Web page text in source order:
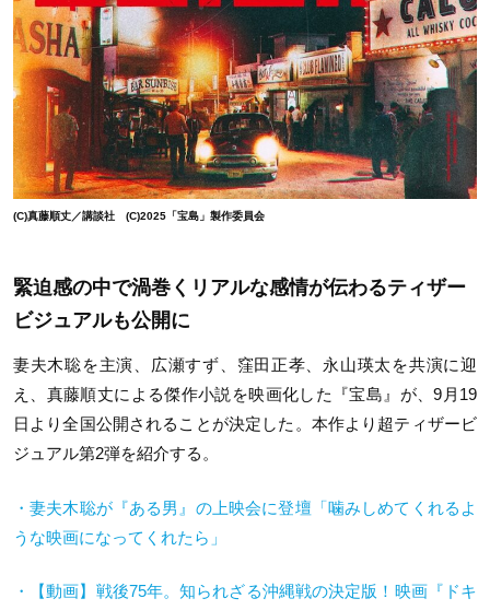
(C)真藤順丈／講談社 (C)2025「宝島」製作委員会
緊迫感の中で渦巻くリアルな感情が伝わるティザー
ビジュアルも公開に
妻夫木聡を主演、広瀬すず、窪田正孝、永山瑛太を共演に迎
え、真藤順丈による傑作小説を映画化した『宝島』が、9月19
日より全国公開されることが決定した。本作より超ティザービ
ジュアル第2弾を紹介する。
・妻夫木聡が『ある男』の上映会に登壇「噛みしめてくれるよ
うな映画になってくれたら」
・【動画】戦後75年。知られざる沖縄戦の決定版！映画『ドキ